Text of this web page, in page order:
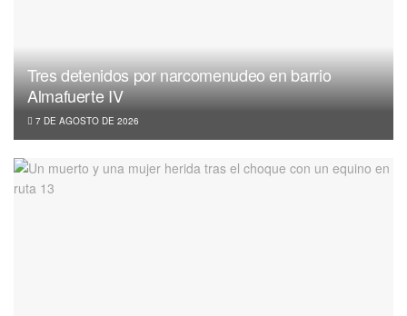
Tres detenidos por narcomenudeo en barrio
Almafuerte IV
7 DE AGOSTO DE 2026